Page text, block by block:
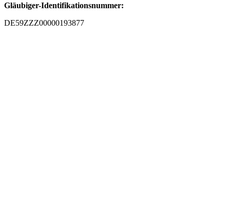
Gläubiger-Identifikationsnummer:
DE59ZZZ00000193877